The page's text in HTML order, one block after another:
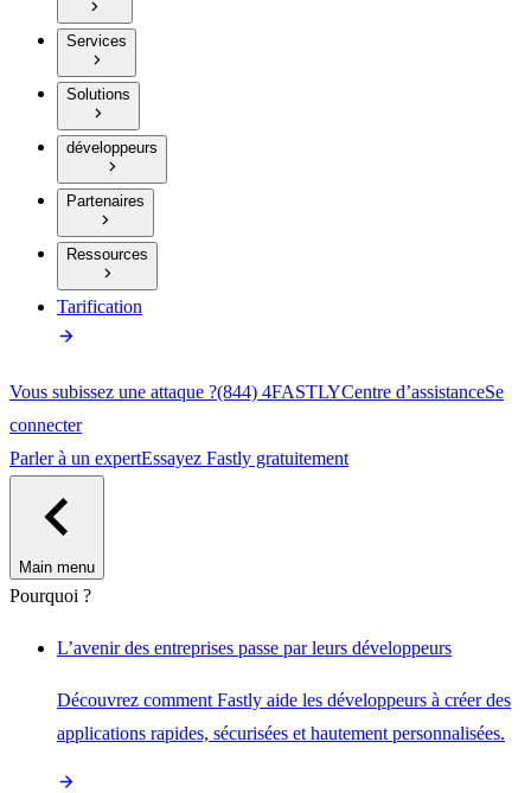
Services
Solutions
développeurs
Partenaires
Ressources
Tarification
Vous subissez une attaque ?(844) 4FASTLYCentre d’assistanceSe
connecter
Parler à un expertEssayez Fastly gratuitement
Main menu
Pourquoi ?
L’avenir des entreprises passe par leurs développeurs
Découvrez comment Fastly aide les développeurs à créer des
applications rapides, sécurisées et hautement personnalisées.